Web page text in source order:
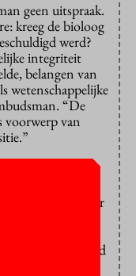
geen uitspraak.
kreeg de bioloog
werd?
integriteit
belangen van
wetenschappelijke
“De
voorwerp van
Utrecht
gegeven over
hun oordeel
Ook zouden
over de aard